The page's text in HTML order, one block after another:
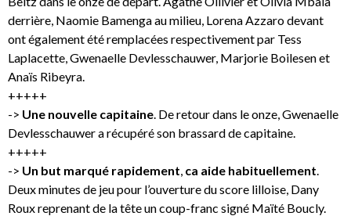
derrière, Naomie Bamenga au milieu, Lorena Azzaro devant
ont également été remplacées respectivement par Tess
Laplacette, Gwenaelle Devlesschauwer, Marjorie Boilesen et
Anaïs Ribeyra.
+++++
-> Une nouvelle capitaine. De retour dans le onze, Gwenaelle
Devlesschauwer a récupéré son brassard de capitaine.
+++++
-> Un but marqué rapidement, ca aide habituellement.
Deux minutes de jeu pour l’ouverture du score lilloise, Dany
Roux reprenant de la tête un coup-franc signé Maïté Boucly.